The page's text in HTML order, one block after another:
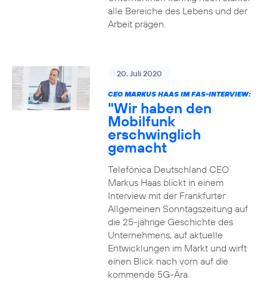
alle Bereiche des Lebens und der
Arbeit prägen.
20. Juli 2020
CEO MARKUS HAAS IM FAS-INTERVIEW:
"Wir haben den
Mobilfunk
erschwinglich
gemacht
Telefónica Deutschland CEO
Markus Haas blickt in einem
Interview mit der Frankfurter
Allgemeinen Sonntagszeitung auf
die 25-jährige Geschichte des
Unternehmens, auf aktuelle
Entwicklungen im Markt und wirft
einen Blick nach vorn auf die
kommende 5G-Ära.